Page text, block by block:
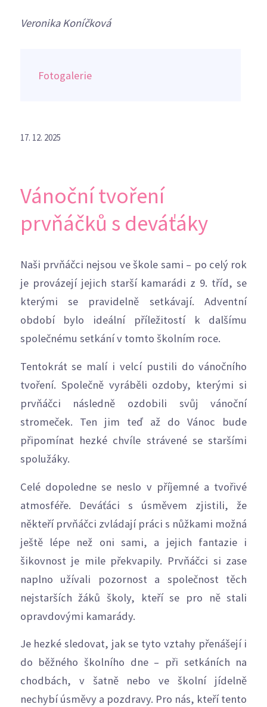
Veronika Koníčková
Fotogalerie
17. 12. 2025
Vánoční tvoření
prvňáčků s deváťáky
Naši prvňáčci nejsou ve škole sami – po celý rok
je provázejí jejich starší kamarádi z 9. tříd, se
kterými se pravidelně setkávají. Adventní
období bylo ideální příležitostí k dalšímu
společnému setkání v tomto školním roce.
Tentokrát se malí i velcí pustili do vánočního
tvoření. Společně vyráběli ozdoby, kterými si
prvňáčci následně ozdobili svůj vánoční
stromeček. Ten jim teď až do Vánoc bude
připomínat hezké chvíle strávené se staršími
spolužáky.
Celé dopoledne se neslo v příjemné a tvořivé
atmosféře. Deváťáci s úsměvem zjistili, že
někteří prvňáčci zvládají práci s nůžkami možná
ještě lépe než oni sami, a jejich fantazie i
šikovnost je mile překvapily. Prvňáčci si zase
naplno užívali pozornost a společnost těch
nejstarších žáků školy, kteří se pro ně stali
opravdovými kamarády.
Je hezké sledovat, jak se tyto vztahy přenášejí i
do běžného školního dne – při setkáních na
chodbách, v šatně nebo ve školní jídelně
nechybí úsměvy a pozdravy. Pro nás, kteří tento